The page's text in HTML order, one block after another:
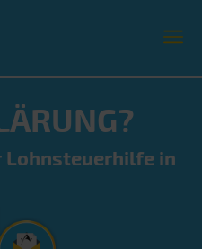
Lohnsteuerhilfe in